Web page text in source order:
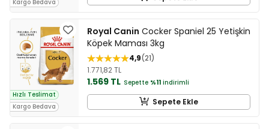
Kargo Bedava
Hızlı Teslimat
Kargo Bedava
Royal Canin Cocker Spaniel 25 Yetişkin
Köpek Maması 3kg
4,9 21
1.771,82 TL
1.569 TL Sepette %11 indirimli
Sepete Ekle